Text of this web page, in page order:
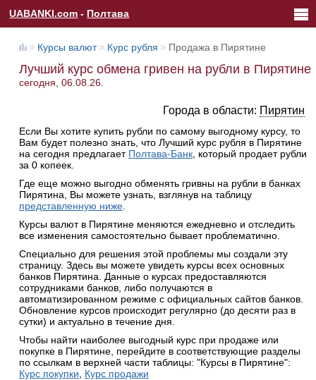
UABANKI.com - Полтава
Курсы валют Курс рубля Продажа в Пирятине
Лучший курс обмена гривен на рубли в Пирятине
сегодня, 06.08.26.
Города в области: Пирятин
Если Вы хотите купить рубли по самому выгодному курсу, то
Вам будет полезно знать, что Лучший курс рубля в Пирятине
на сегодня предлагает Полтава-Банк, который продает рубли
за 0 копеек.
Где еще можно выгодно обменять гривны на рубли в банках
Пирятина, Вы можете узнать, взглянув на таблицу
представленную ниже.
Курсы валют в Пирятине меняются ежедневно и отследить
все изменения самостоятельно бывает проблематично.
Специально для решения этой проблемы мы создали эту
страницу. Здесь вы можете увидеть курсы всех основных
банков Пирятина. Данные о курсах предоставляются
сотрудниками банков, либо получаются в
автоматизированном режиме с официальных сайтов банков.
Обновление курсов происходит регулярно (до десяти раз в
сутки) и актуально в течение дня.
Чтобы найти наиболее выгодный курс при продаже или
покупке в Пирятине, перейдите в соответствующие разделы
по ссылкам в верхней части таблицы: "Курсы в Пирятине":
Курс покупки
Курс продажи